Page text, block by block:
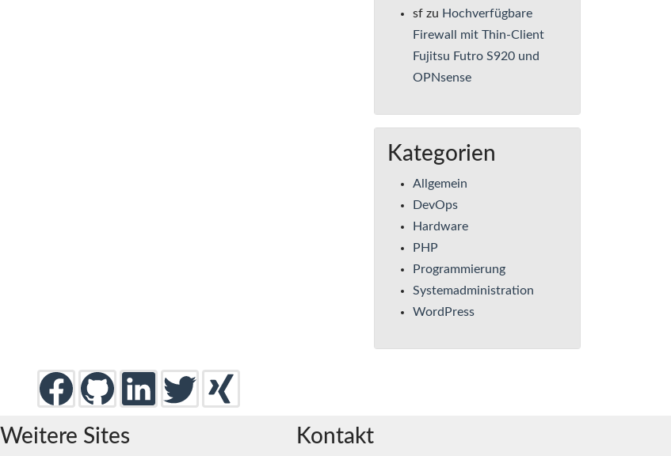
sf zu Hochverfügbare
Firewall mit Thin-Client
Fujitsu Futro S920 und
OPNsense
Kategorien
Allgemein
DevOps
Hardware
PHP
Programmierung
Systemadministration
WordPress
Weitere Sites Kontakt